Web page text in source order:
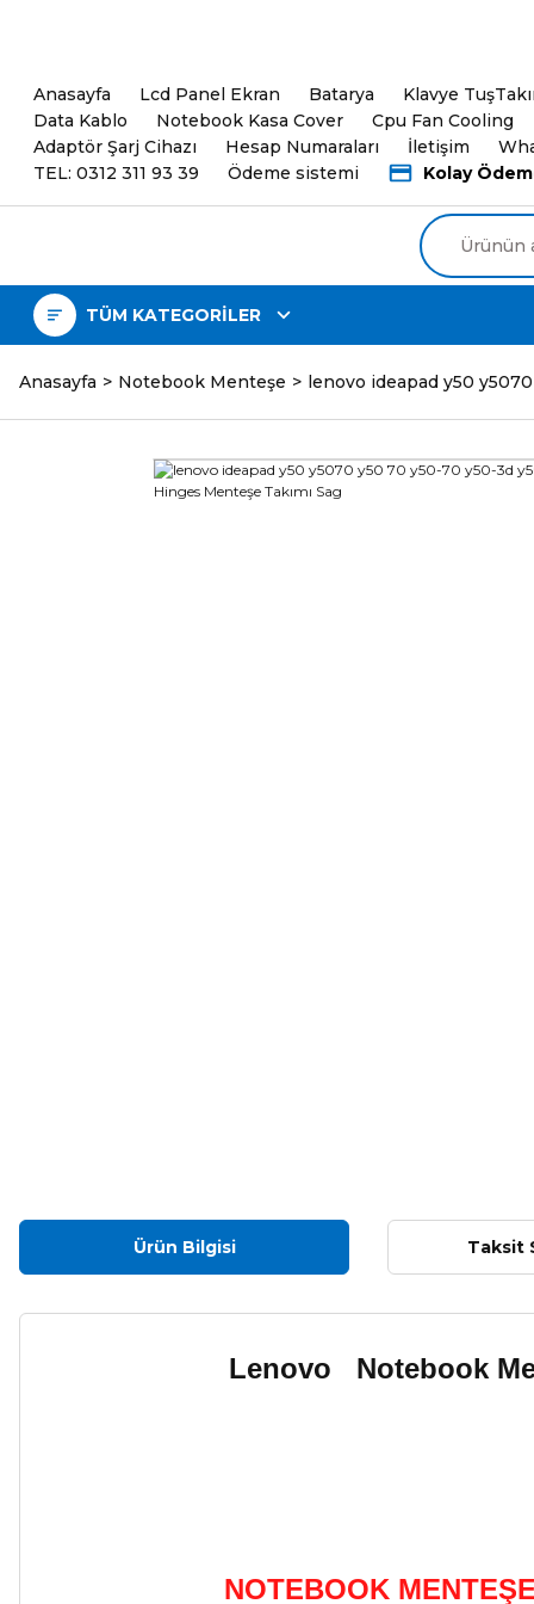
Anasayfa Lcd Panel Ekran Batarya Klavye
Data Kablo
Notebook Kasa Cover Cpu Fan Cooling
Adaptör Şarj Cihazı
Hesap Numaraları İletişim
TEL: 0312 311 93 39
Ödeme sistemi Kolay
TÜM KATEGORİLER
Anasayfa Notebook Menteşe lenovo ideapad y50
Ürün Bilgisi Taksit
Lenovo Notebook
NOTEBOOK